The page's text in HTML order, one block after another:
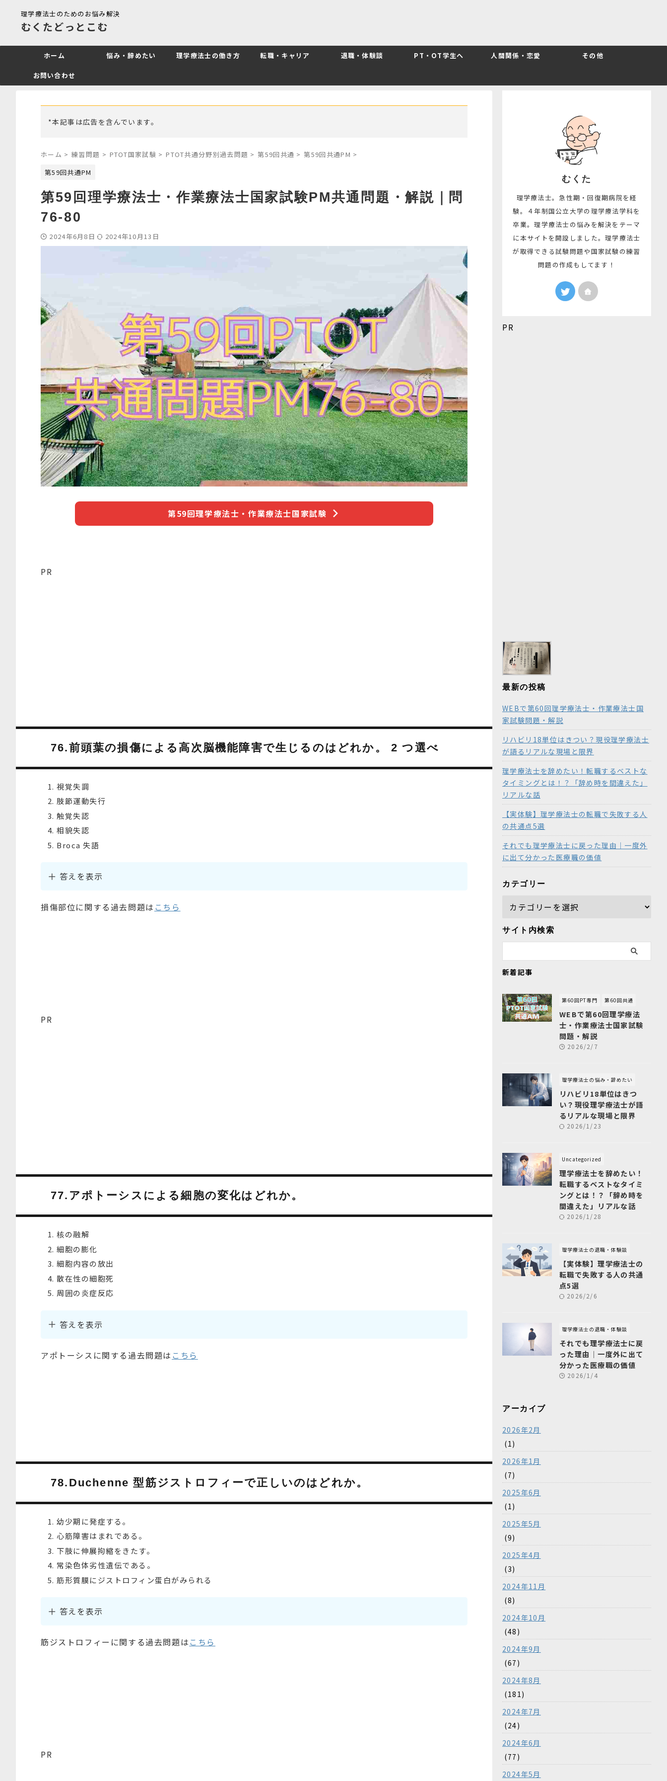
理学療法士のためのお悩み解決
むくたどっとこむ
ホーム 悩み・辞めたい 理学療法士の働き方 転職・キャリア 退職・体験談 PT・OT学生へ 人間関係・恋愛 その他
お問い合わせ
*本記事は広告を含んでいます。
ホーム > 練習問題 > PTOT国家試験 > PTOT共通分野別過去問題 > 第59回共通 > 第59回共通PM >
第59回共通PM
第59回理学療法士・作業療法士国家試験PM共通問題・解説｜問
76-80
2024年6月8日 2024年10月13日
第59回理学療法士・作業療法士国家試験
PR
76.前頭葉の損傷による高次脳機能障害で生じるのはどれか。 2 つ選べ
視覚失調
肢節運動失行
触覚失認
相貌失認
Broca 失語
答えを表示
損傷部位に関する過去問題は こちら
PR
77.アポトーシスによる細胞の変化はどれか。
核の融解
細胞の膨化
細胞内容の放出
散在性の細胞死
周囲の炎症反応
答えを表示
アポトーシスに関する過去問題は こちら
78.Duchenne 型筋ジストロフィーで正しいのはどれか。
幼少期に発症する。
心筋障害はまれである。
下肢に伸展拘縮をきたす。
常染色体劣性遺伝である。
筋形質膜にジストロフィン蛋白がみられる
答えを表示
筋ジストロフィーに関する過去問題は こちら
PR
むくた
理学療法士。急性期・回復期病院を経
験。４年制国公立大学の理学療法学科を
卒業。理学療法士の悩みを解決をテーマ
に本サイトを開設しました。理学療法士
が取得できる試験問題や国家試験の練習
問題の作成もしてます！
PR
最新の投稿
WEBで第60回理学療法士・作業療法士国
家試験問題・解説
リハビリ18単位はきつい？現役理学療法士
が語るリアルな現場と限界
理学療法士を辞めたい！転職するベストな
タイミングとは！？「辞め時を間違えた」
リアルな話
【実体験】理学療法士の転職で失敗する人
の共通点5選
それでも理学療法士に戻った理由｜一度外
に出て分かった医療職の価値
カテゴリー
サイト内検索
新着記事
第60回PT専門 第60回共通
WEBで第60回理学療法
士・作業療法士国家試験
問題・解説
2026/2/7
理学療法士の悩み・辞めたい
リハビリ18単位はきつ
い？現役理学療法士が語
るリアルな現場と限界
2026/1/23
Uncategorized
理学療法士を辞めたい！
転職するベストなタイミ
ングとは！？「辞め時を
間違えた」リアルな話
2026/1/28
理学療法士の退職・体験談
【実体験】理学療法士の
転職で失敗する人の共通
点5選
2026/2/6
理学療法士の退職・体験談
それでも理学療法士に戻
った理由｜一度外に出て
分かった医療職の価値
2026/1/4
アーカイブ
2026年2月
(1)
2026年1月
(7)
2025年6月
(1)
2025年5月
(9)
2025年4月
(3)
2024年11月
(8)
2024年10月
(48)
2024年9月
(67)
2024年8月
(181)
2024年7月
(24)
2024年6月
(77)
2024年5月